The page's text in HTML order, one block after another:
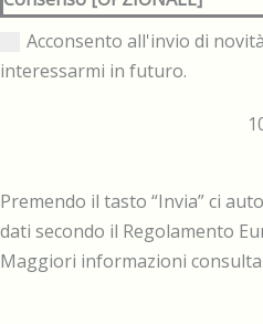
Acconsento all'invio di
interessarmi in futuro.
Premendo il tasto “Invia” ci
dati secondo il Regolamento
Maggiori informazioni